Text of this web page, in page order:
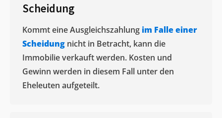
Scheidung
Kommt eine Ausgleichszahlung im Falle einer
Scheidung nicht in Betracht, kann die
Immobilie verkauft werden. Kosten und
Gewinn werden in diesem Fall unter den
Eheleuten aufgeteilt.​